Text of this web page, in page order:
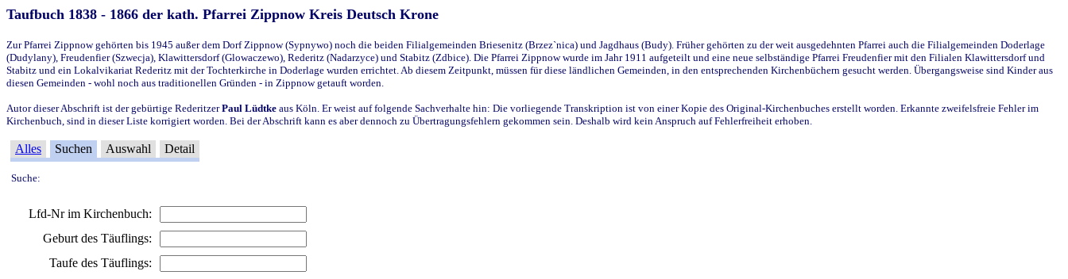
Taufbuch 1838 - 1866 der kath. Pfarrei Zippnow Kreis Deutsch Krone
Zur Pfarrei Zippnow gehörten bis 1945 außer dem Dorf Zippnow (Sypnywo) noch die beiden Filialgemeinden Briesenitz (Brzez`nica) und Jagdhaus (Budy). Früher gehörten zu der weit ausgedehnten Pfarrei auch die Filialgemeinden Doderlage
(Dudylany), Freudenfier (Szwecja), Klawittersdorf (Glowaczewo), Rederitz (Nadarzyce) und Stabitz (Zdbice). Die Pfarrei Zippnow wurde im Jahr 1911 aufgeteilt und eine neue selbständige Pfarrei Freudenfier mit den Filialen Klawittersdorf und
Stabitz und ein Lokalvikariat Rederitz mit der Tochterkirche in Doderlage wurden errichtet. Ab diesem Zeitpunkt, müssen für diese ländlichen Gemeinden, in den entsprechenden Kirchenbüchern gesucht werden. Übergangsweise sind Kinder aus
diesen Gemeinden - wohl noch aus traditionellen Gründen - in Zippnow getauft worden.
Autor dieser Abschrift ist der gebürtige RederitzerPaul Lüdtke aus Köln. Er weist auf folgende Sachverhalte hin: Die vorliegende Transkription ist von einer Kopie des Original-Kirchenbuches erstellt worden. Erkannte zweifelsfreie Fehler im
Kirchenbuch, sind in dieser Liste korrigiert worden. Bei der Abschrift kann es aber dennoch zu Übertragungsfehlern gekommen sein. Deshalb wird kein Anspruch auf Fehlerfreiheit erhoben.
Alles Suchen Auswahl Detail
Suche:
Lfd-Nr im Kirchenbuch:
Geburt des Täuflings:
Taufe des Täuflings: